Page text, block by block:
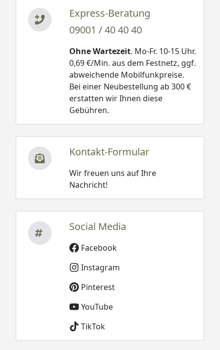
Express-Beratung
09001 / 40 40 40
Ohne Wartezeit. Mo-Fr. 10-15 Uhr.
0,69 €/Min. aus dem Festnetz, ggf.
abweichende Mobilfunkpreise.
Bei einer Neubestellung ab 300 €
erstatten wir Ihnen diese
Gebühren.
Kontakt-Formular
Wir freuen uns auf Ihre
Nachricht!
Social Media
Facebook
Instagram
Pinterest
YouTube
TikTok